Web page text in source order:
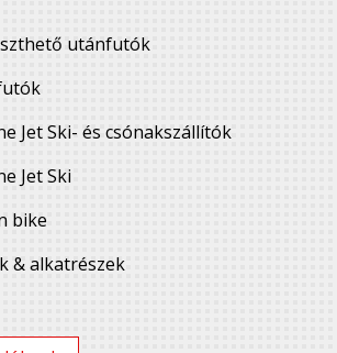
utánfutók
Jet Ski- és csónakszállítók
Jet Ski
bike
& alkatrészek